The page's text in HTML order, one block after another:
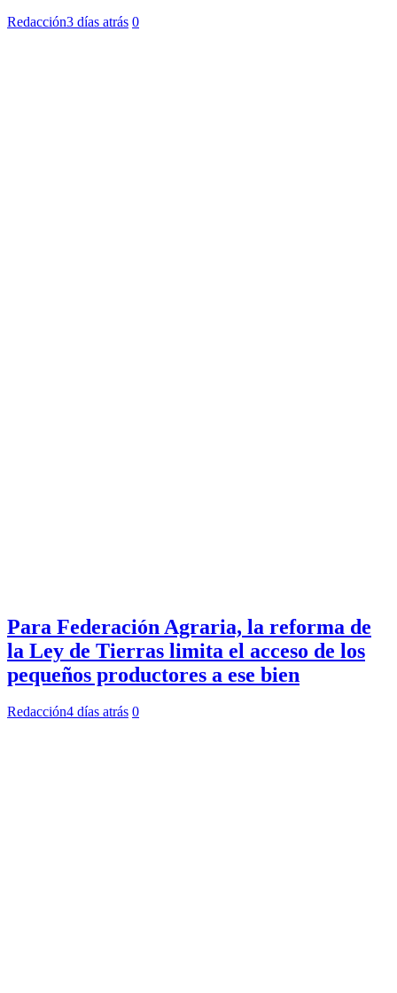
Redacción3 días atrás 0
Para Federación Agraria, la reforma de
la Ley de Tierras limita el acceso de los
pequeños productores a ese bien
Redacción4 días atrás 0